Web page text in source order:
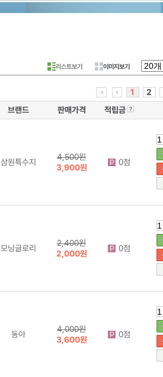
리스트보기 이미지보기
1 2
브랜드 판매가격 적립금
삼원특수지
4,500원
3,900원
0점
모닝글로리
2,400원
2,000원
0점
동아
4,000원
3,600원
0점